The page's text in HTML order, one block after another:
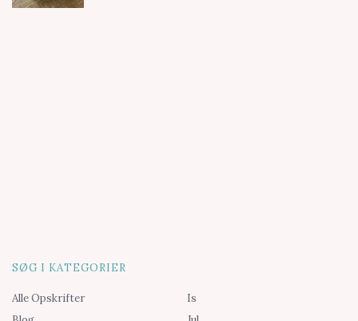
SØG I KATEGORIER
Alle Opskrifter
Is